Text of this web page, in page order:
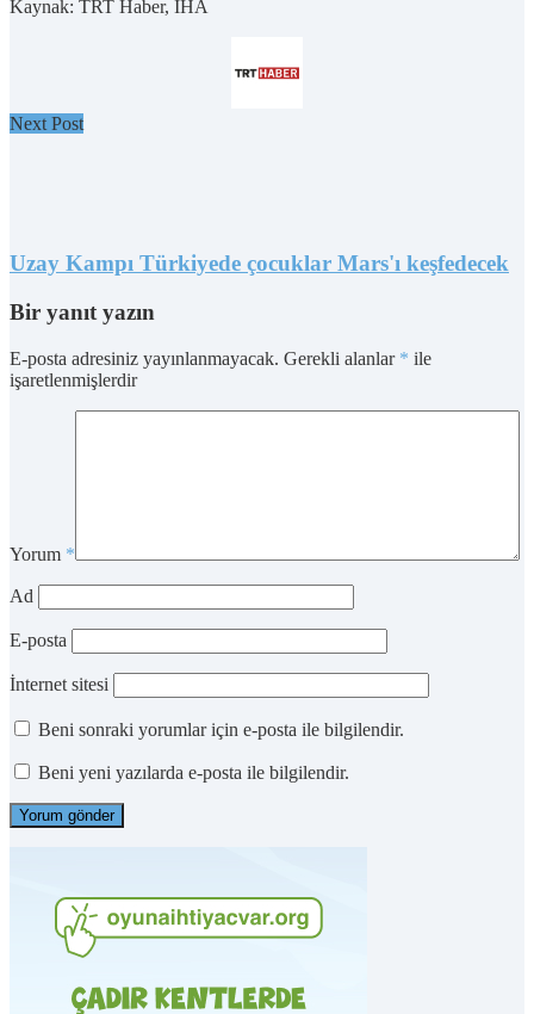
Kaynak: TRT Haber, İHA
Next Post
Uzay Kampı Türkiyede çocuklar Mars'ı keşfedecek
Bir yanıt yazın
E-posta adresiniz yayınlanmayacak. Gerekli alanlar * ile
işaretlenmişlerdir
Yorum *
Ad
E-posta
İnternet sitesi
Beni sonraki yorumlar için e-posta ile bilgilendir.
Beni yeni yazılarda e-posta ile bilgilendir.